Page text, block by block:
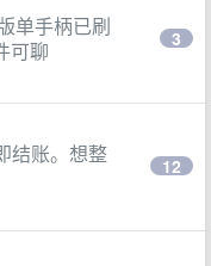
单手柄已刷
可聊
3
结账。想整
12